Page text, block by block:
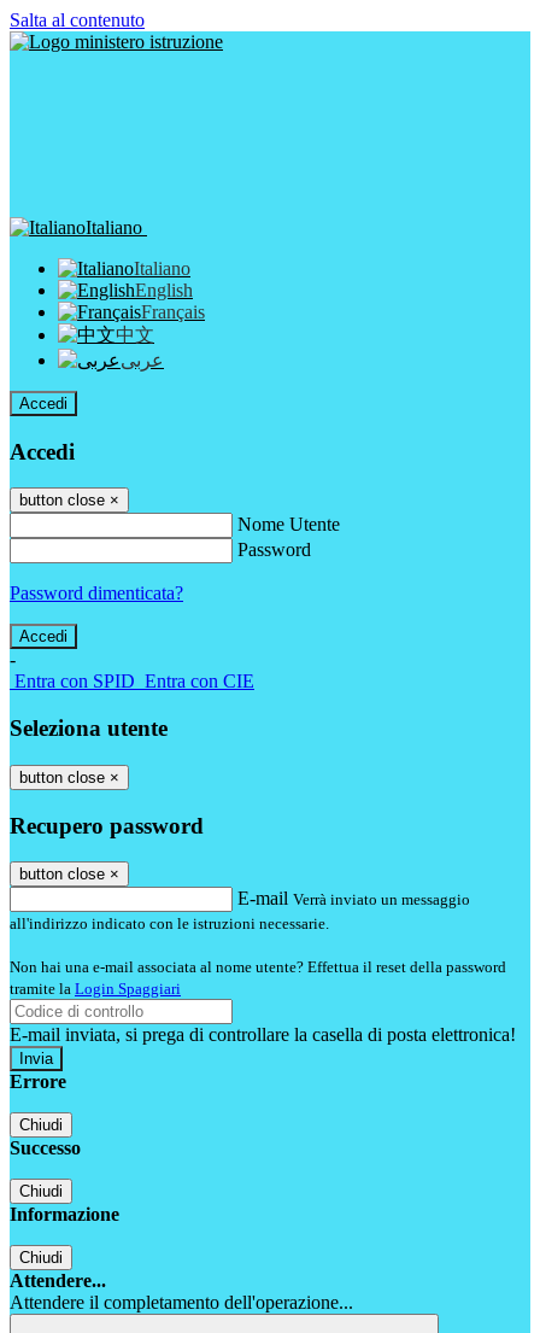
Salta al contenuto
Italiano
Italiano
English
Français
中文
عربى
Accedi
Accedi
button close ×
Nome Utente
Password
Password dimenticata?
-
Entra con SPID Entra con CIE
Seleziona utente
button close ×
Recupero password
button close ×
E-mail Verrà inviato un messaggio
all'indirizzo indicato con le istruzioni necessarie.
Non hai una e-mail associata al nome utente? Effettua il reset della password
tramite la Login Spaggiari
E-mail inviata, si prega di controllare la casella di posta elettronica!
Errore
Chiudi
Successo
Chiudi
Informazione
Chiudi
Attendere...
Attendere il completamento dell'operazione...